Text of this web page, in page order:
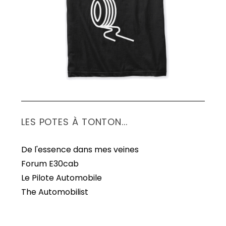
e
s
p
l
c
a
i
LES POTES À TONTON...
De l'essence dans mes veines
Forum E30cab
Le Pilote Automobile
The Automobilist